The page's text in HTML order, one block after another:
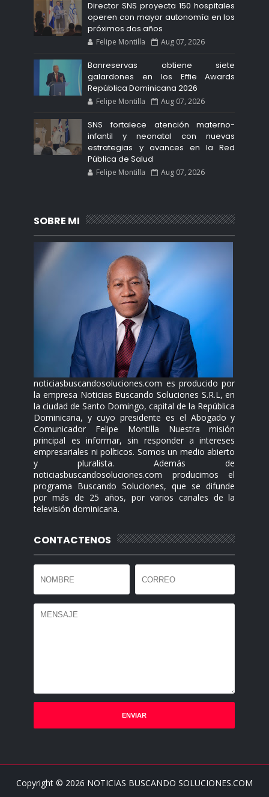
Director SNS proyecta 150 hospitales
operen con mayor autonomía en los
próximos dos años
Felipe Montilla Aug 07, 2026
Banreservas obtiene siete
galardones en los Effie Awards
República Dominicana 2026
Felipe Montilla Aug 07, 2026
SNS fortalece atención materno-
infantil y neonatal con nuevas
estrategias y avances en la Red
Pública de Salud
Felipe Montilla Aug 07, 2026
SOBRE MI
noticiasbuscandosoluciones.com es producido por
la empresa Noticias Buscando Soluciones S.R.L, en
la ciudad de Santo Domingo, capital de la República
Dominicana, y cuyo presidente es el Abogado y
Comunicador Felipe Montilla Nuestra misión
principal es informar, sin responder a intereses
empresariales ni políticos. Somos un medio abierto
y pluralista. Además de
noticiasbuscandosoluciones.com producimos el
programa Buscando Soluciones, que se difunde
por más de 25 años, por varios canales de la
televisión dominicana.
CONTACTENOS
Copyright © 2026 NOTICIAS BUSCANDO SOLUCIONES.COM